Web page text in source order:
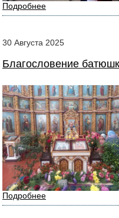
Подробнее
30 Августа 2025
Благословение
Подробнее